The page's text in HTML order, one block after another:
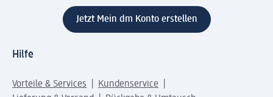
Jetzt Mein dm Konto erstellen
Hilfe
Vorteile & Services
Kundenservice